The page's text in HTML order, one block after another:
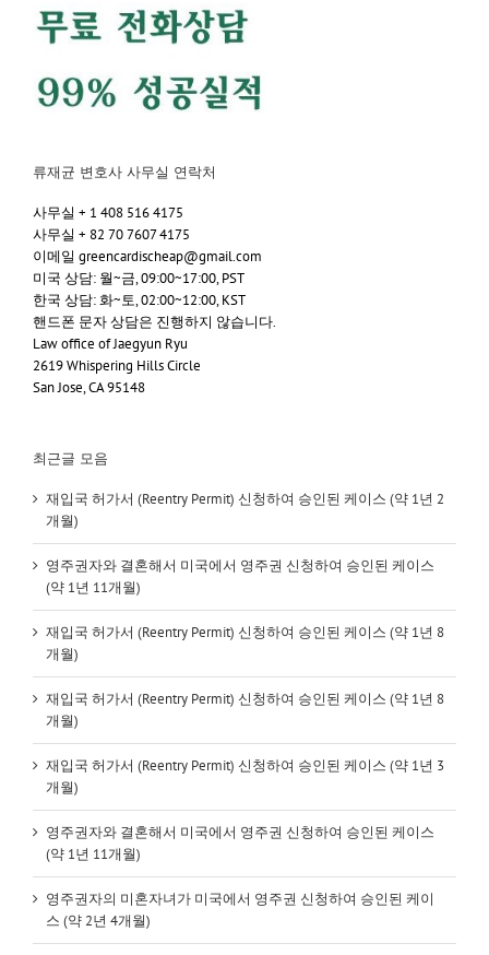
류재균 변호사 사무실 연락처
사무실 + 1 408 516 4175
사무실 + 82 70 7607 4175
이메일 greencardischeap@gmail.com
미국 상담: 월~금, 09:00~17:00, PST
한국 상담: 화~토, 02:00~12:00, KST
핸드폰 문자 상담은 진행하지 않습니다.
Law office of Jaegyun Ryu
2619 Whispering Hills Circle
San Jose, CA 95148
최근글 모음
재입국 허가서 (Reentry Permit) 신청하여 승인된 케이스 (약 1년 2
개월)
영주권자와 결혼해서 미국에서 영주권 신청하여 승인된 케이스
(약 1년 11개월)
재입국 허가서 (Reentry Permit) 신청하여 승인된 케이스 (약 1년 8
개월)
재입국 허가서 (Reentry Permit) 신청하여 승인된 케이스 (약 1년 8
개월)
재입국 허가서 (Reentry Permit) 신청하여 승인된 케이스 (약 1년 3
개월)
영주권자와 결혼해서 미국에서 영주권 신청하여 승인된 케이스
(약 1년 11개월)
영주권자의 미혼자녀가 미국에서 영주권 신청하여 승인된 케이
스 (약 2년 4개월)